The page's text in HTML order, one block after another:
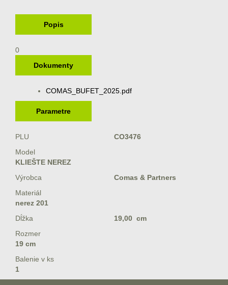
Popis
0
Dokumenty
COMAS_BUFET_2025.pdf
Parametre
PLU
CO3476
Model
KLIEŠTE NEREZ
Výrobca
Comas & Partners
Materiál
nerez 201
Dĺžka
19,00 cm
Rozmer
19 cm
Balenie v ks
1